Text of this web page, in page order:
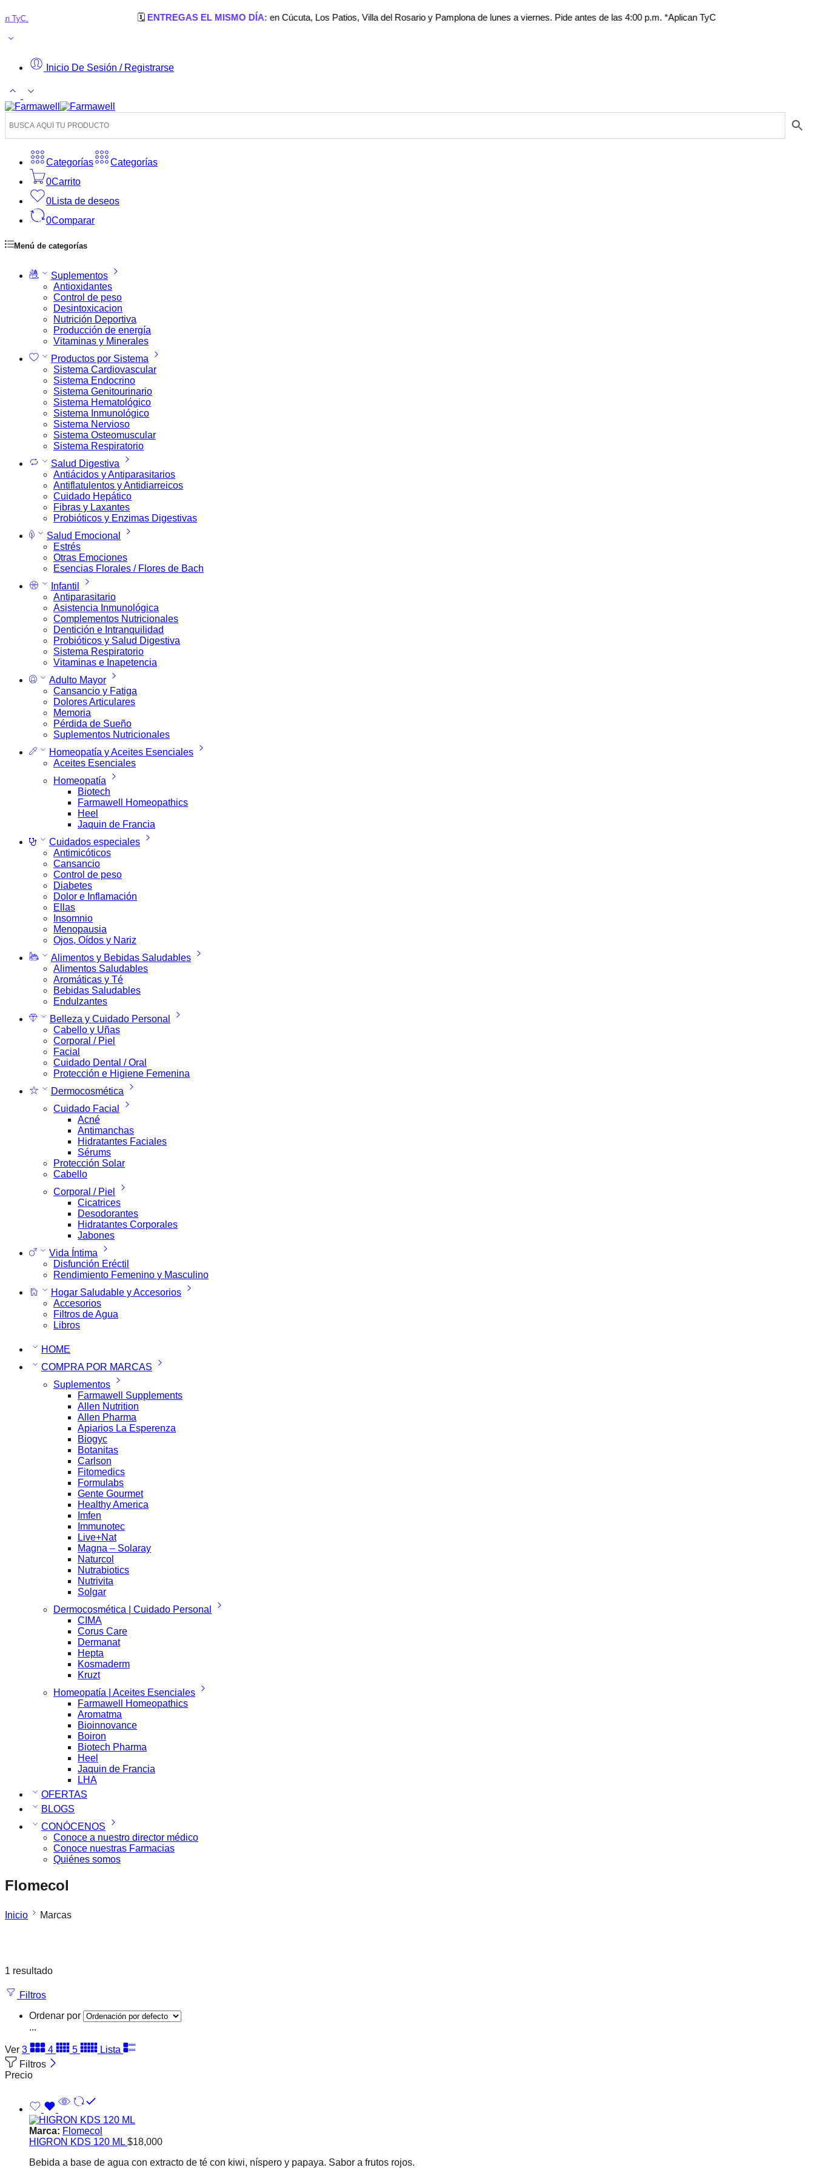
ENTREGAS EL MISMO DÍA:en Cúcuta, Los Patios, Villa del Rosario y Pamplona de lunes a viernes. Pide antes de las 4:00 p.m. *Aplican TyC
Inicio De Sesión / Registrarse
Categorías
Categorías
0Carrito
0Lista de deseos
0Comparar
Menú de categorías
Suplementos
Antioxidantes
Control de peso
Desintoxicacion
Nutrición Deportiva
Producción de energía
Vitaminas y Minerales
Productos por Sistema
Sistema Cardiovascular
Sistema Endocrino
Sistema Genitourinario
Sistema Hematológico
Sistema Inmunológico
Sistema Nervioso
Sistema Osteomuscular
Sistema Respiratorio
Salud Digestiva
Antiácidos y Antiparasitarios
Antiflatulentos y Antidiarreicos
Cuidado Hepático
Fibras y Laxantes
Probióticos y Enzimas Digestivas
Salud Emocional
Estrés
Otras Emociones
Esencias Florales / Flores de Bach
Infantil
Antiparasitario
Asistencia Inmunológica
Complementos Nutricionales
Dentición e Intranquilidad
Probióticos y Salud Digestiva
Sistema Respiratorio
Vitaminas e Inapetencia
Adulto Mayor
Cansancio y Fatiga
Dolores Articulares
Memoria
Pérdida de Sueño
Suplementos Nutricionales
Homeopatía y Aceites Esenciales
Aceites Esenciales
Homeopatía
Biotech
Farmawell Homeopathics
Heel
Jaquin de Francia
Cuidados especiales
Antimicóticos
Cansancio
Control de peso
Diabetes
Dolor e Inflamación
Ellas
Insomnio
Menopausia
Ojos, Oídos y Nariz
Alimentos y Bebidas Saludables
Alimentos Saludables
Aromáticas y Té
Bebidas Saludables
Endulzantes
Belleza y Cuidado Personal
Cabello y Uñas
Corporal / Piel
Facial
Cuidado Dental / Oral
Protección e Higiene Femenina
Dermocosmética
Cuidado Facial
Acné
Antimanchas
Hidratantes Faciales
Sérums
Protección Solar
Cabello
Corporal / Piel
Cicatrices
Desodorantes
Hidratantes Corporales
Jabones
Vida Íntima
Disfunción Eréctil
Rendimiento Femenino y Masculino
Hogar Saludable y Accesorios
Accesorios
Filtros de Agua
Libros
HOME
COMPRA POR MARCAS
Suplementos
Farmawell Supplements
Allen Nutrition
Allen Pharma
Apiarios La Esperenza
Biogyc
Botanitas
Carlson
Fitomedics
Formulabs
Gente Gourmet
Healthy America
Imfen
Immunotec
Live+Nat
Magna – Solaray
Naturcol
Nutrabiotics
Nutrivita
Solgar
Dermocosmética | Cuidado Personal
CIMA
Corus Care
Dermanat
Hepta
Kosmaderm
Kruzt
Homeopatía | Aceites Esenciales
Farmawell Homeopathics
Aromatma
Bioinnovance
Boiron
Biotech Pharma
Heel
Jaquin de Francia
LHA
OFERTAS
BLOGS
CONÓCENOS
Conoce a nuestro director médico
Conoce nuestras Farmacias
Quiénes somos
Flomecol
Inicio Marcas
1 resultado
Filtros
Ordenar por
...
Ver 3 4 5
Lista
Filtros
Precio
Marca: Flomecol
HIGRON KDS 120 ML $18,000
Bebida a base de agua con extracto de té con kiwi, níspero y papaya. Sabor a frutos rojos.